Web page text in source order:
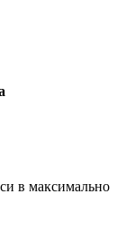
в максимально